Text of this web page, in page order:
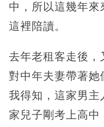
中，所以這幾年
這裡陪讀。
去年老租客走後，
對中年夫妻帶著她
我得知，這家男
家兒子剛考上高中